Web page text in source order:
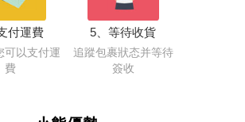
付運費
可以支付運
費
5、等待收貨
追蹤包裹狀态并等待
簽收